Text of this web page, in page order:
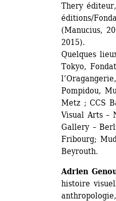
Thery
éditions/
(Manucius,
2015).
Quelques
Tokyo,
Pompidou,
Metz ; CCS
Visual Arts –
Gallery –
Fribourg;
Beyrouth.
Adrien
histoire